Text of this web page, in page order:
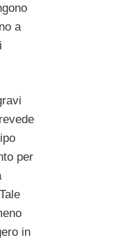
a
per
in